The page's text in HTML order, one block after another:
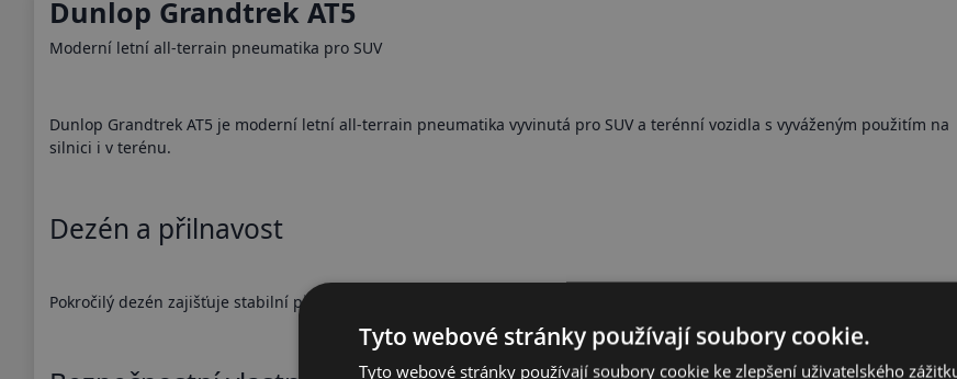
Dunlop Grandtrek AT5
Moderní letní all-terrain pneumatika pro SUV
Dunlop Grandtrek AT5 je moderní letní all-terrain pneumatika vyvinutá pro SUV a terénní vozidla s vyváženým použitím na
silnici i v terénu.
Dezén a přilnavost
Pokročilý dezén zajišťuje stabilní přilnavost na asfaltu, stejně jako na štěrku a v lehčích terénních podmínkách.
Tyto webové stránky používají soubory cookie.
Tyto webové stránky používají soubory cookie ke zlepšení uživatelského